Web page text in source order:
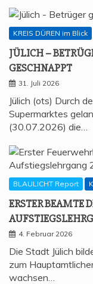
KREIS DÜREN im Blick
JÜLICH –
GESCHNAPPT
31. Juli 2026
Jülich (ots) Durch
Supermarktes
(30.07.2026) die…
BLAULICHT Report
ERS­TER BEAM­TE
4. Februar 2026
Die Stadt Jülich
zum
wachsen…